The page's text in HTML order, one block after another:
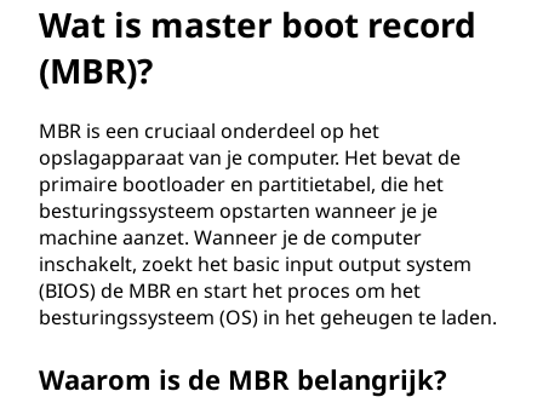
Wat is master boot record
(MBR)?
MBR is een cruciaal onderdeel op het
opslagapparaat van je computer. Het bevat de
primaire bootloader en partitietabel, die het
besturingssysteem opstarten wanneer je je
machine aanzet. Wanneer je de computer
inschakelt, zoekt het basic input output system
(BIOS) de MBR en start het proces om het
besturingssysteem (OS) in het geheugen te laden.
Waarom is de MBR belangrijk?